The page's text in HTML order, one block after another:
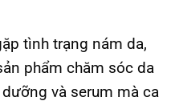
tình trạng nám da,
phẩm chăm sóc da
và serum mà ca